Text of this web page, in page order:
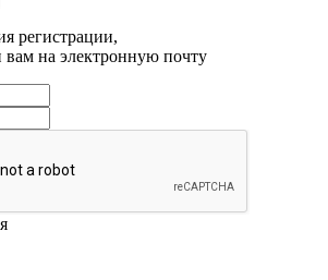
регистрации,
вам на электронную почту